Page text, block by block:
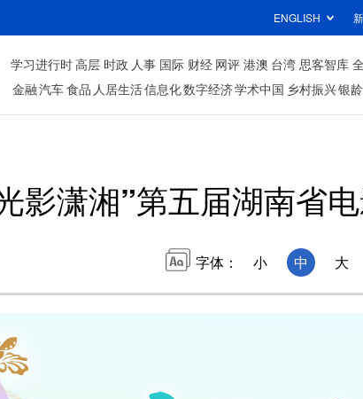
ENGLISH
学习进行时高层 时政 人事 国际 财经 网评 港澳 台湾 思客智库
金融汽车食品 人居生活信息化数字经济学术中国 乡村振兴银龄
影潇湘”第五届湖南省
字体： 小 中 大